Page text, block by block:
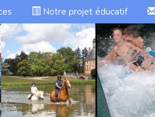
Notre projet éducatif